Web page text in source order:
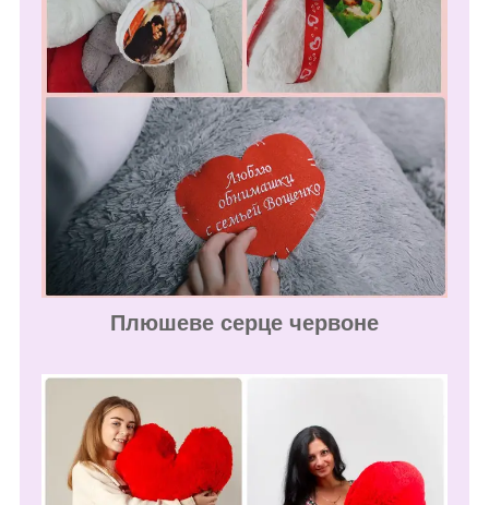
Плюшеве серце червоне